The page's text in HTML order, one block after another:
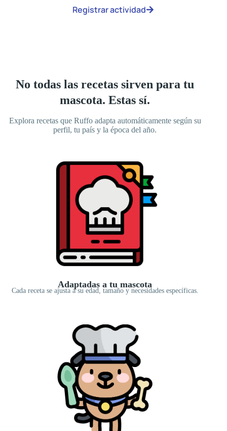
Registrar actividad
No todas las recetas sirven para tu
mascota. Estas sí.
Explora recetas que Ruffo adapta automáticamente según su
perfil, tu país y la época del año.
Adaptadas a tu mascota
Cada receta se ajusta a su edad, tamaño y necesidades específicas.